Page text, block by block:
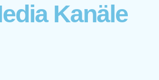
Kanäle